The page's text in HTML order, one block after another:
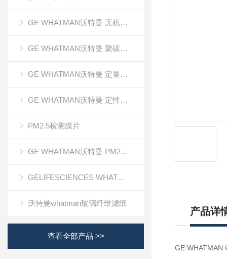
GE WHATMAN沃特曼 无机氧化铝AAO模板
GE WHATMAN沃特曼 聚碳酸酯膜
GE WHATMAN沃特曼 定量滤纸
GE WHATMAN沃特曼 定性滤纸
PM2.5检测膜片
GE WHATMAN沃特曼 PM2.5专用产品
GELIFESCIENCES WHATMAN 转印记膜杂交膜
沃特曼whatman玻璃纤维滤纸
查看全部产品 >>
产品详
GE WHATMAN